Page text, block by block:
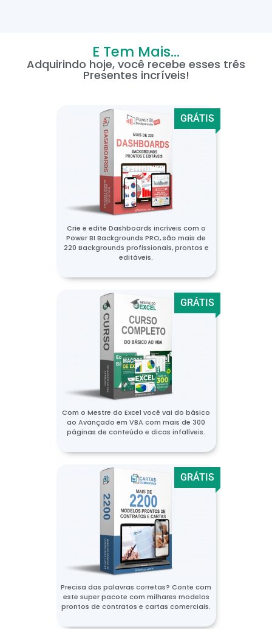
E Tem Mais...
Adquirindo hoje, você recebe esses três
Presentes incríveis!
GRÁTIS
Crie e edite Dashboards incríveis com o
Power BI Backgrounds PRO, são mais de
220 Backgrounds profissionais, prontos e
editáveis.
GRÁTIS
Com o Mestre do Excel você vai do básico
ao Avançado em VBA com mais de 300
páginas de conteúdo e dicas infalíveis.
GRÁTIS
Precisa das palavras corretas? Conte com
este super pacote com milhares modelos
prontos de contratos e cartas comerciais.